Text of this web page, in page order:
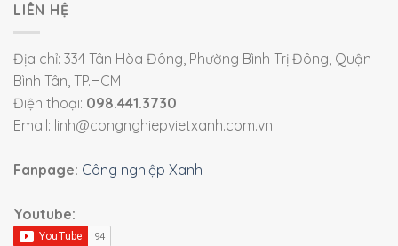
LIÊN HỆ
Địa chỉ: 334 Tân Hòa Đông, Phường Bình Trị Đông, Quận
Bình Tân, TP.HCM
Điện thoại: 098.441.3730
Email: linh@congnghiepvietxanh.com.vn
Fanpage: Công nghiệp Xanh
Youtube: